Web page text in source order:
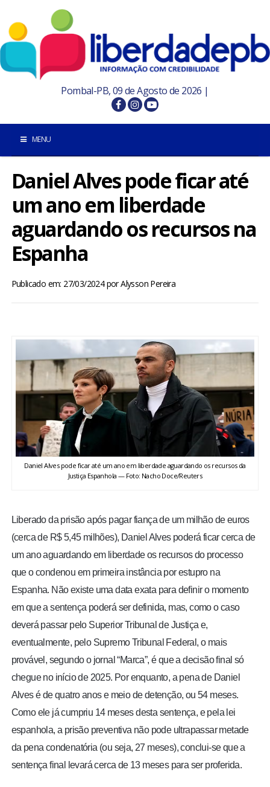
Pombal-PB, 09 de Agosto de 2026 |
MENU
INÍCIO
POMBAL E REGIÃO
PARAÍBA
ESPORTES
ENTRETENIMENTO
TV LPB
COLUNISTAS
Daniel Alves pode ficar até
um ano em liberdade
aguardando os recursos na
Espanha
Publicado em: 27/03/2024porAlysson Pereira
Daniel Alves pode ficar até um ano em liberdade aguardando os recursos da
Justiça Espanhola — Foto: Nacho Doce/Reuters
Liberado da prisão após pagar fiança de um milhão de euros
(cerca de R$ 5,45 milhões), Daniel Alves poderá ficar cerca de
um ano aguardando em liberdade os recursos do processo
que o condenou em primeira instância por estupro na
Espanha. Não existe uma data exata para definir o momento
em que a sentença poderá ser definida, mas, como o caso
deverá passar pelo Superior Tribunal de Justiça e,
eventualmente, pelo Supremo Tribunal Federal, o mais
provável, segundo o jornal “Marca”, é que a decisão final só
chegue no início de 2025. Por enquanto, a pena de Daniel
Alves é de quatro anos e meio de detenção, ou 54 meses.
Como ele já cumpriu 14 meses desta sentença, e pela lei
espanhola, a prisão preventiva não pode ultrapassar metade
da pena condenatória (ou seja, 27 meses), conclui-se que a
sentença final levará cerca de 13 meses para ser proferida.